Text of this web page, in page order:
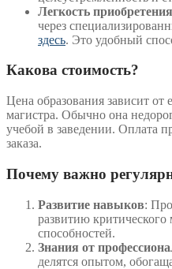
Легкость приобретения
через
здесь. Это удобный
Какова стоимость?
Цена образования зависит от
магистра. Обычно она
учебой в заведении. Оплата
заказа.
Почему важно
Развитие навыков:
развитию
способностей.
Знания от
делятся опытом,